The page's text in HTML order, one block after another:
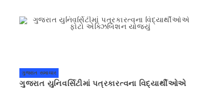
ગુજરાત સમાચાર
ગુજરાત યુનિવર્સિટીમાં પત્રકારત્વના વિદ્યાર્થીઓએ